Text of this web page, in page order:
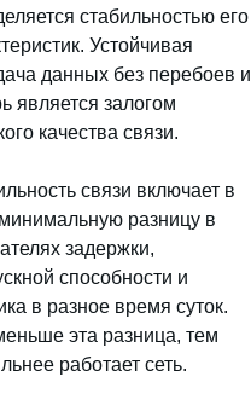
стабильностью его
Устойчивая
данных без перебоев и
является залогом
качества связи.
связи включает в
разницу в
задержки,
способности и
в разное время суток.
эта разница, тем
работает сеть.